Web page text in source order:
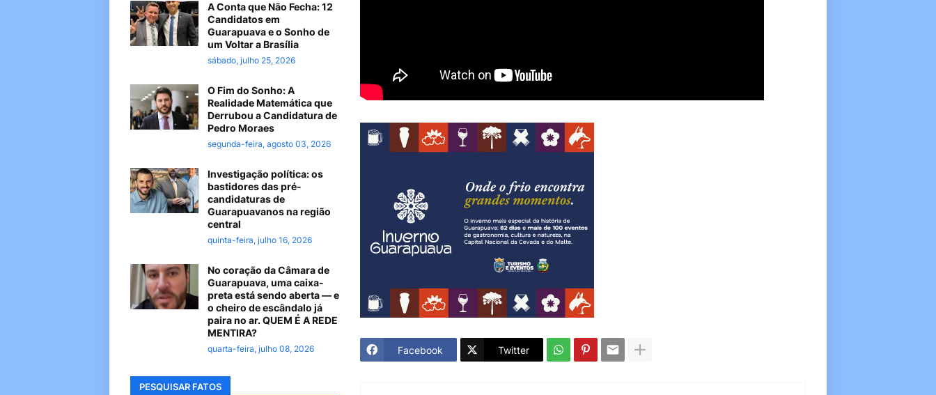
Facebook Twitter
A Conta que Não Fecha: 12
Candidatos em
Guarapuava e o Sonho de
um Voltar a Brasília
sábado, julho 25, 2026
O Fim do Sonho: A
Realidade Matemática que
Derrubou a Candidatura de
Pedro Moraes
segunda-feira, agosto 03, 2026
Investigação política: os
bastidores das pré-
candidaturas de
Guarapuavanos na região
central
quinta-feira, julho 16, 2026
No coração da Câmara de
Guarapuava, uma caixa-
preta está sendo aberta — e
o cheiro de escândalo já
paira no ar. QUEM É A REDE
MENTIRA?
quarta-feira, julho 08, 2026
PESQUISAR FATOS